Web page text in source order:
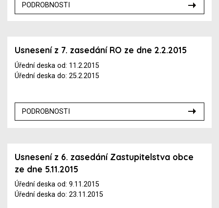
PODROBNOSTI
Usnesení z 7. zasedání RO ze dne 2.2.2015
Úřední deska od: 11.2.2015
Úřední deska do: 25.2.2015
PODROBNOSTI
Usnesení z 6. zasedání Zastupitelstva obce
ze dne 5.11.2015
Úřední deska od: 9.11.2015
Úřední deska do: 23.11.2015